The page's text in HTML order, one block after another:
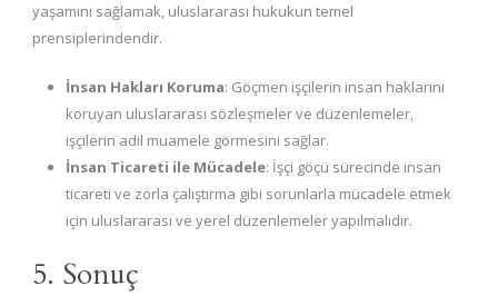
yaşamını sağlamak, uluslararası hukukun temel
prensiplerindendir.
İnsan Hakları Koruma: Göçmen işçilerin insan haklarını
koruyan uluslararası sözleşmeler ve düzenlemeler,
işçilerin adil muamele görmesini sağlar.
İnsan Ticareti ile Mücadele: İşçi göçü sürecinde insan
ticareti ve zorla çalıştırma gibi sorunlarla mücadele etmek
için uluslararası ve yerel düzenlemeler yapılmalıdır.
5. Sonuç